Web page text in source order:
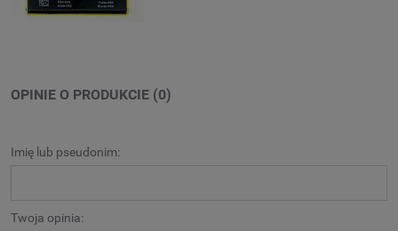
OPINIE O PRODUKCIE (0)
Imię lub pseudonim:
Twoja opinia: